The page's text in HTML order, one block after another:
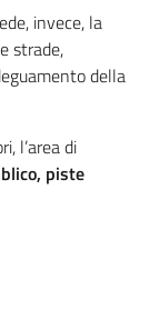
invece, la
strade,
della
l’area di
piste